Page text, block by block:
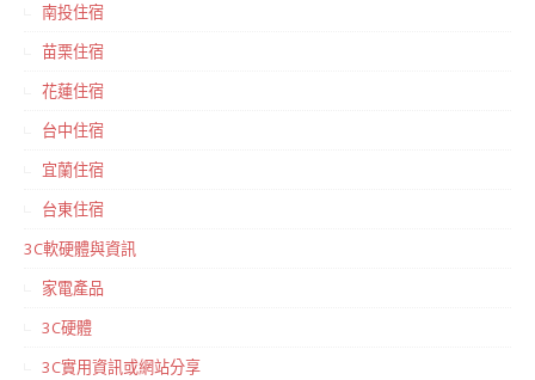
南投住宿
苗栗住宿
花蓮住宿
台中住宿
宜蘭住宿
台東住宿
3C軟硬體與資訊
家電產品
3C硬體
3C實用資訊或網站分享